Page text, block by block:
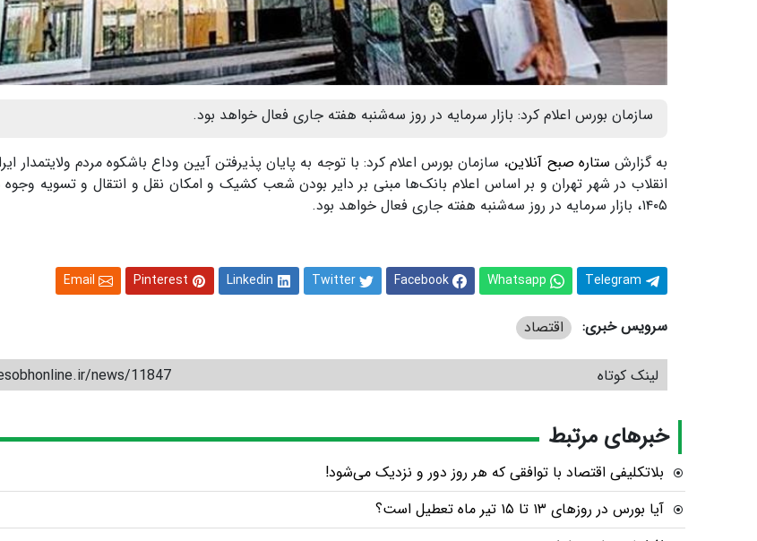
سازمان بورس اعلام کرد: بازار سرمایه در روز سه‌شنبه هفته جاری فعال خواهد بود.
به گزارش ستاره صبح آنلاین، سازمان بورس اعلام کرد: با توجه به پایان پذیرفتن آیین وداع باشکوه مردم ولایتمدار
۱۴۰۵، بازار سرمایه در روز سه‌شنبه هفته جاری فعال خواهد بود.
Telegram
Whatsapp
Facebook
Twitter
Linkedin
Pinterest
Email
سرویس خبری: اقتصاد
لینک کوتاه news/11847
خبرهای مرتبط
بلاتکلیفی اقتصاد با توافقی که هر روز دور و نزدیک می‌شود!
آیا بورس در روزهای ۱۳ تا ۱۵ تیر ماه تعطیل است؟